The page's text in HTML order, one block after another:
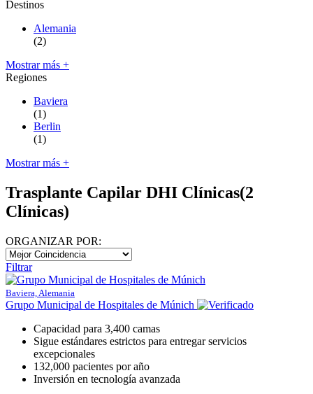
Destinos
Alemania
(2)
Mostrar más +
Regiones
Baviera
(1)
Berlin
(1)
Mostrar más +
Trasplante Capilar DHI Clínicas(2
Clínicas)
ORGANIZAR POR:
Filtrar
Baviera, Alemania
Grupo Municipal de Hospitales de Múnich
Capacidad para 3,400 camas
Sigue estándares estrictos para entregar servicios
excepcionales
132,000 pacientes por año
Inversión en tecnología avanzada